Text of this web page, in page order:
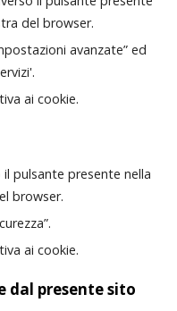
del browser.
avanzate” ed
ai cookie.
il pulsante presente nella
browser.
ai cookie.
dal presente sito